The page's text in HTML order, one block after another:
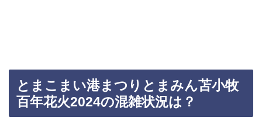
とまこまい港まつりとまみん苫小牧
百年花火2024の混雑状況は？